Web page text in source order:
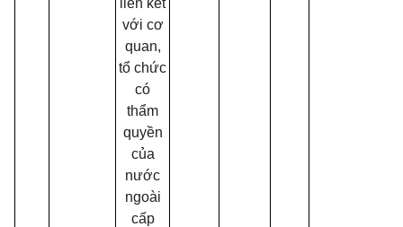
liên kết
với cơ
quan,
tổ chức
có
thẩm
quyền
của
nước
ngoài
cấp